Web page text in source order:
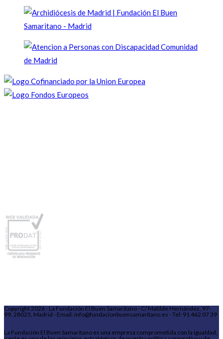
Copyright 2026 - La Fundación El Buen Samaritano - C/ Matilde Hernández, 97-
99, 28025, Madrid - Email: info@fundacionbuensamaritano.es - Tel: 91 462 07 39
La Fundación El Buen Samaritano es una empresa comprometida con la igualdad,